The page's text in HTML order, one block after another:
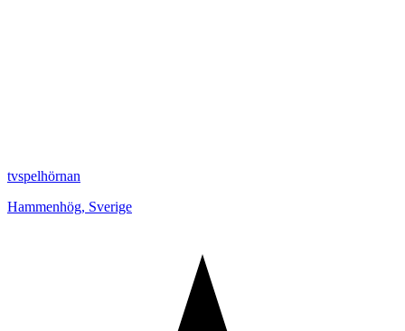
tvspelhörnan
Hammenhög, Sverige